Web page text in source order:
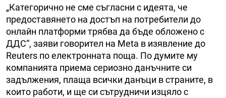
„Категорично не сме съгласни с идеята, че
предоставянето на достъп на потребители до
онлайн платформи трябва да бъде обложено с
ДДС“, заяви говорител на Meta в изявление до
Reuters по електронната поща. По думите му
компанията приема сериозно данъчните си
задължения, плаща всички данъци в страните, в
които работи, и ще си сътрудничи изцяло с